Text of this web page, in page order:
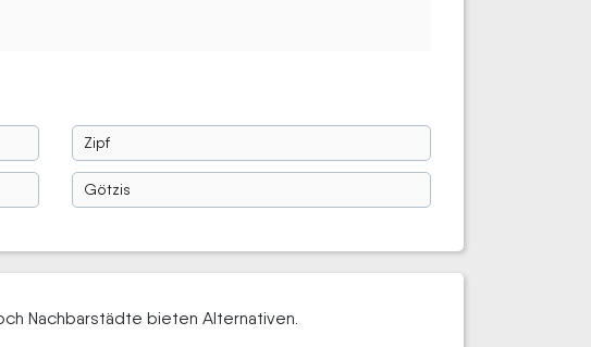
Zipf
Götzis
Nachbarstädte bieten Alternativen.